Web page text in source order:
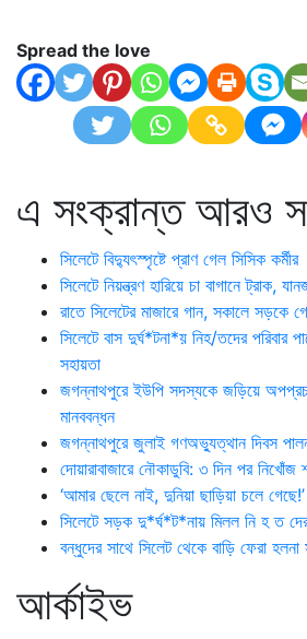
Spread the love
এ সংক্রান্ত আরও
সিলেটে বিদ্যুৎস্পৃষ্টে প্রাণ গেল সিসিক কর্মীর
সিলেটে নিয়ন্ত্রণ হারিয়ে চা বাগানে ট্রাক,
রাতে সিলেটের মাজারে গান, সকালে সড়কে
সিলেটে বাস দুর্ঘ*টনা*য় নিহ/তদের পরিবার
সহায়তা
জগন্নাথপুরে ইউপি সদস্যকে জড়িয়ে
মানববন্ধন
জগন্নাথপুরে জুলাই গণঅভ্যুত্থান দিবস
দোয়ারাবাজারে নৌকাডুবি: ৩ দিন পর নিখোঁজ
‘আমার ছেলে নাই, দুনিয়া ছাড়িয়া চলে গেছে!’
সিলেটে সড়ক দু*র্ঘ*ট*নায় মিলল নি হ ত
বন্ধুদের সাথে সিলেট থেকে বাড়ি ফেরা
আর্কাইভ